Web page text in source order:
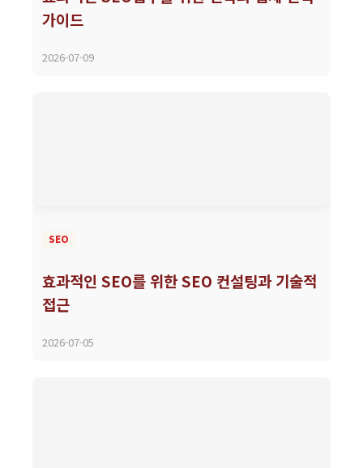
가이드
2026-07-09
SEO
효과적인 SEO를 위한 SEO 컨설팅과 기술적
접근
2026-07-05